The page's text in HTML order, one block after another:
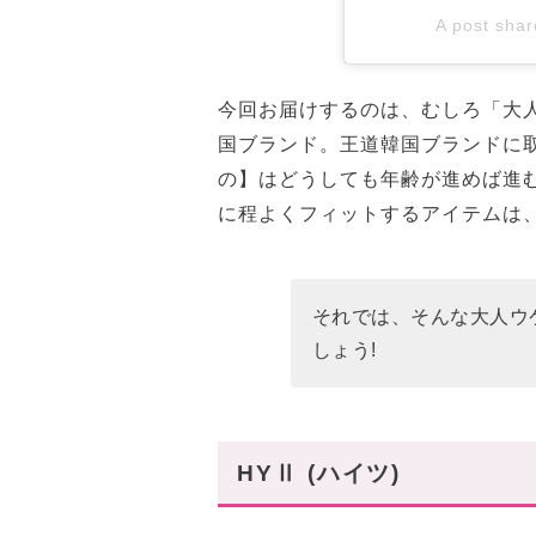
A post
今回お届けするのは、むしろ「大
国ブランド。王道韓国ブランドに
の】はどうしても年齢が進めば進
に程よくフィットするアイテム
それでは、そんな大人
しょう!
HYⅡ (ハイツ)